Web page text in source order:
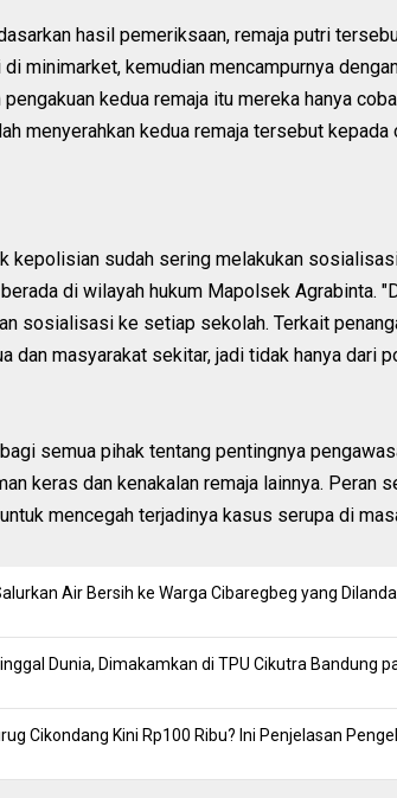
hasil pemeriksaan, remaja putri
minimarket, kemudian mencampurnya
kedua remaja itu mereka hanya
menyerahkan kedua remaja tersebut kepada
kepolisian sudah sering melakukan
di wilayah hukum Mapolsek Agrabinta.
sosialisasi ke setiap sekolah. Terkait
dan masyarakat sekitar, jadi tidak hanya dari
semua pihak tentang pentingnya
keras dan kenakalan remaja lainnya. Peran
mencegah terjadinya kasus serupa di
Air Bersih ke Warga Cibaregbeg yang
Dunia, Dimakamkan di TPU Cikutra Bandung
Cikondang Kini Rp100 Ribu? Ini Penjelasan